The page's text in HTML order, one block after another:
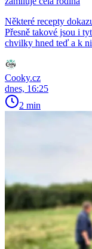
Některé recepty
Přesně takové jsou i
chvilky hned teď a k
Cooky.cz
dnes, 16:25
2 min